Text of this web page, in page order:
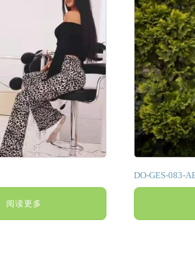
阅读更多
DO-GES-083-